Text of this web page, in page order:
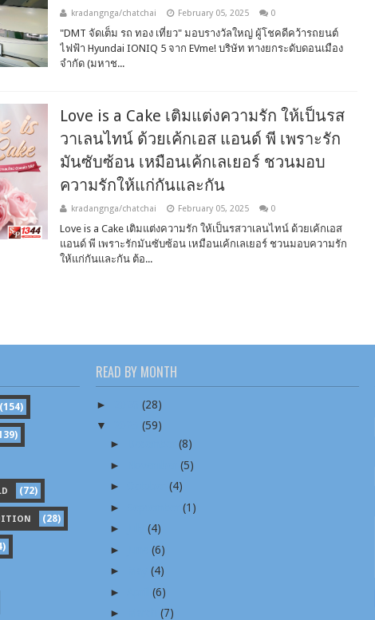
kradangnga/chatchai February 05, 2025 0
"DMT จัดเต็ม รถ ทอง เที่ยว" มอบรางวัลใหญ่ ผู้โชคดีคว้ารถยนต์
ไฟฟ้า​ Hyundai IONIQ 5 จาก EVme! บริษัท ทางยกระดับดอนเมือง
จำกัด (มหาช...
Love is a Cake เติมแต่งความรัก ให้เป็นรส
วาเลนไทน์ ด้วยเค้กเอส แอนด์ พี เพราะรัก
มันซับซ้อน เหมือนเค้กเลเยอร์ ชวนมอบ
ความรักให้แก่กันและกัน
kradangnga/chatchai February 05, 2025 0
Love is a Cake เติมแต่งความรัก ให้เป็นรสวาเลนไทน์ ด้วยเค้กเอส
แอนด์ พี เพราะรักมันซับซ้อน เหมือนเค้กเลเยอร์ ชวนมอบความรัก
ให้แก่กันและกัน ต้อ...
(154)
(72)
(28)
READ BY MONTH
► 2026(28)
▼
2025(59)
►
(8)
►
(5)
►
(4)
►
(1)
►
(4)
►
(6)
►
(4)
►
(6)
►
(7)